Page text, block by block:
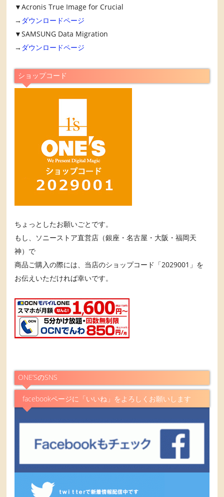
▼Acronis True Image for Crucial
→ ダウンロードページ
▼SAMSUNG Data Migration
→ ダウンロードページ
ショップコード
ちょっとしたお願いごとです。
もし、ソニーストア直営店（銀座・名古屋・大阪・福岡天
神）で
商品ご購入の際には、当店のショップコード「2029001」を
お伝えいただければ幸いです。
ONE’SのSNS
facebookページに「いいね」をよろしくお願いします